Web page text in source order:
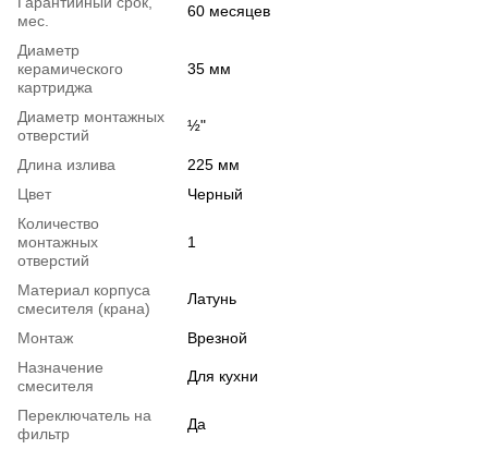
мес.
60 месяцев
Диаметр
керамического
картриджа
35 мм
Диаметр монтажных
отверстий
½"
Длина излива
225 мм
Цвет
Черный
Количество
монтажных
отверстий
1
Материал корпуса
смесителя (крана)
Латунь
Монтаж
Врезной
Назначение
смесителя
Для кухни
Переключатель на
фильтр
Да